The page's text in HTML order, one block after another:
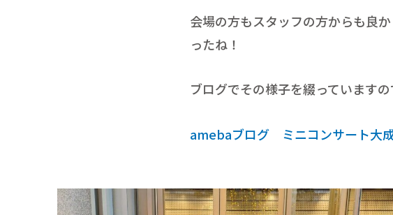
会場の方もスタッフの方からも良
ったね！
ブログでその様子を綴っています
amebaブログ ミニコンサート大成